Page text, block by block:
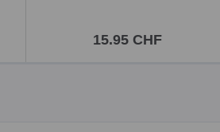
15.95 CHF